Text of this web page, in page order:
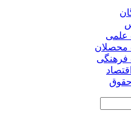
علمی
محصلان
فرهنگی